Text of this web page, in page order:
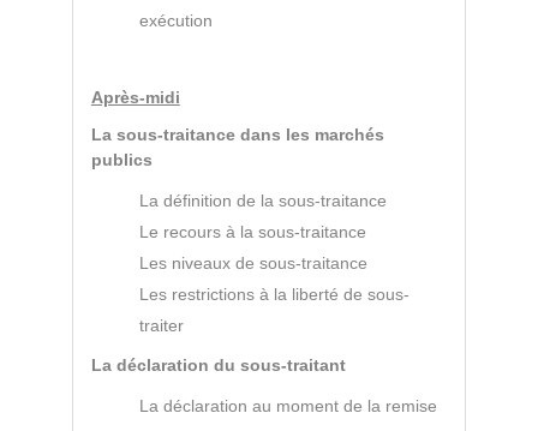
exécution
Après-midi
La sous-traitance dans les marchés
publics
La définition de la sous-traitance
Le recours à la sous-traitance
Les niveaux de sous-traitance
Les restrictions à la liberté de sous-
traiter
La déclaration du sous-traitant
La déclaration au moment de la remise